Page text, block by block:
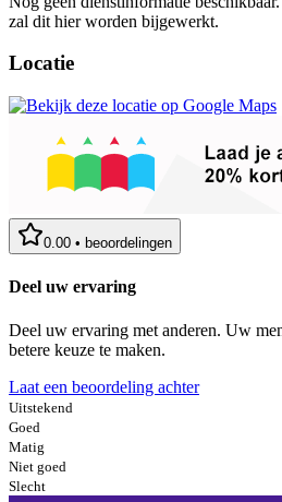
zal dit hier worden bijgewerkt.
Locatie
0.00 • beoordelingen
Deel uw ervaring
Deel uw ervaring met anderen. Uw
betere keuze te maken.
Laat een beoordeling achter
Uitstekend
Goed
Matig
Niet goed
Slecht